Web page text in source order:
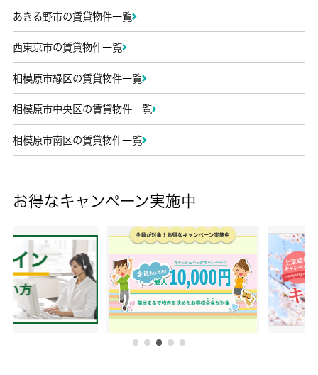
あきる野市の賃貸物件一覧
西東京市の賃貸物件一覧
相模原市緑区の賃貸物件一覧
相模原市中央区の賃貸物件一覧
相模原市南区の賃貸物件一覧
お得なキャンペーン実施中